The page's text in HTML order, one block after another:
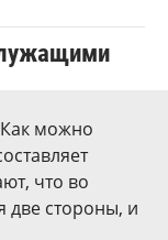
можно
что во
две стороны, и